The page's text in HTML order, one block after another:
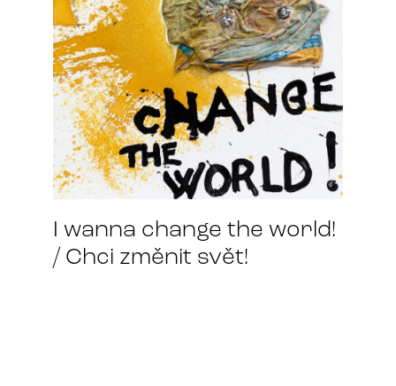
I wanna change the world!
/ Chci změnit svět!